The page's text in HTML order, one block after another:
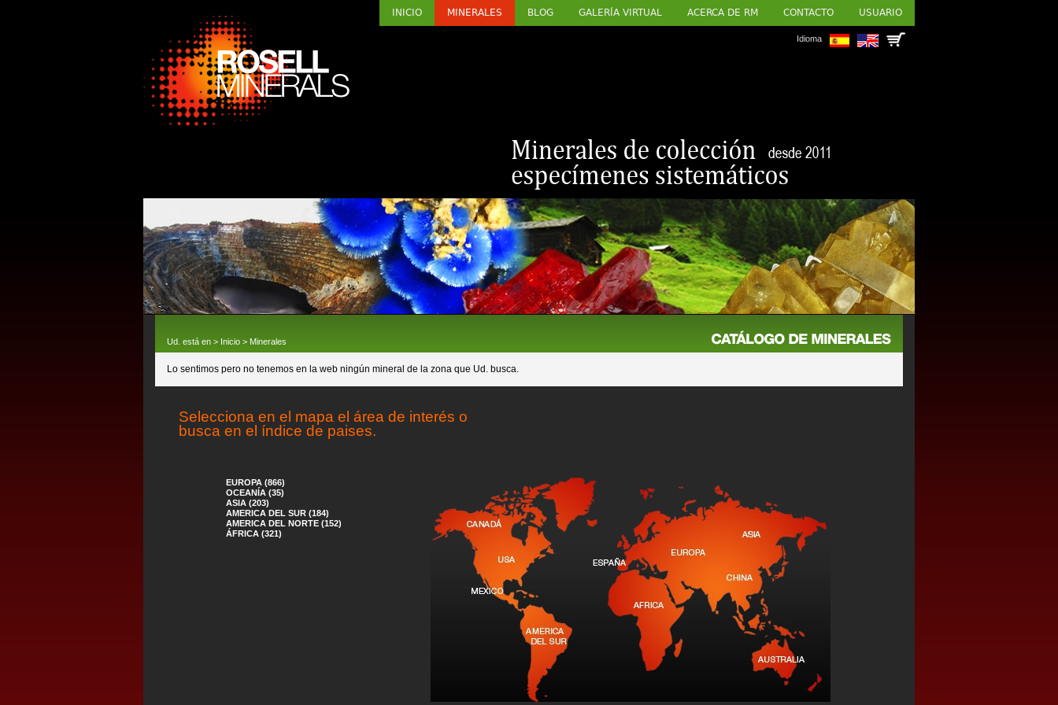
INICIO MINERALES BLOG GALERÍA VIRTUAL ACERCA DE RM CONTACTO USUARIO
Idioma
Ud. está en > Inicio > Minerales
Lo sentimos pero no tenemos en la web ningún mineral de la zona que Ud. busca.
Selecciona en el mapa el área de interés o
busca en el índice de paises.
EUROPA (866)
OCEANÍA (35)
ASIA (203)
AMERICA DEL SUR (184)
AMERICA DEL NORTE (152)
ÁFRICA (321)